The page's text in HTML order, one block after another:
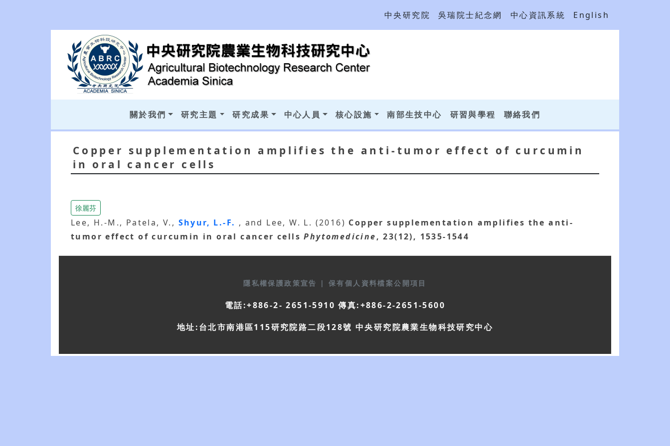
中央研究院 吳瑞院士紀念網 中心資訊系統 English
關於我們 研究主題 研究成果 中心人員 核心設施 南部生技中心 研習與學程 聯絡我們
Copper supplementation amplifies the anti-tumor effect of curcumin
in oral cancer cells
徐麗芬
Lee, H.-M., Patela, V., Shyur, L.-F. , and Lee, W. L. (2016) Copper supplementation amplifies the anti-
tumor effect of curcumin in oral cancer cells Phytomedicine, 23(12), 1535-1544
隱私權保護政策宣告 | 保有個人資料檔案公開項目
電話:+886-2- 2651-5910 傳真:+886-2-2651-5600
地址:台北市南港區115研究院路二段128號 中央研究院農業生物科技研究中心